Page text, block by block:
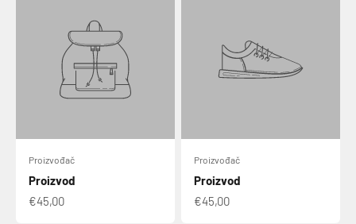
Proizvođač
Proizvod
€45,00
Proizvođač
Proizvod
€45,00